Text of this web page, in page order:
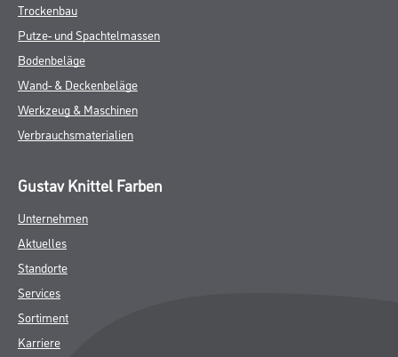
Trockenbau
Putze- und Spachtelmassen
Bodenbeläge
Wand- & Deckenbeläge
Werkzeug & Maschinen
Verbrauchsmaterialien
Gustav Knittel Farben
Unternehmen
Aktuelles
Standorte
Services
Sortiment
Karriere